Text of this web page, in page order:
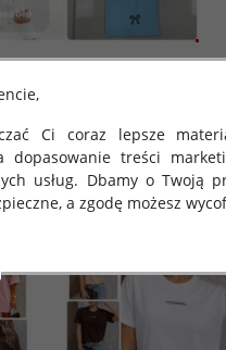
Ci coraz lepsze
dopasowanie treści
usług. Dbamy o Twoją
a zgodę możesz
Rozporządzenie
ochrony osób fizycznych
takich danych oraz
o Ochronie
oraz zasadach, na